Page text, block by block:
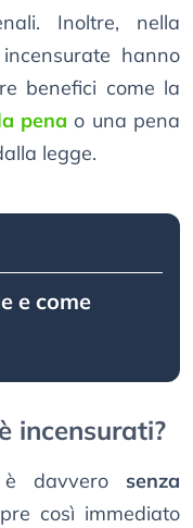
Inoltre, nella
hanno
benefici come la
pena o una pena
legge.
e come
incensurati?
davvero senza
così immediato